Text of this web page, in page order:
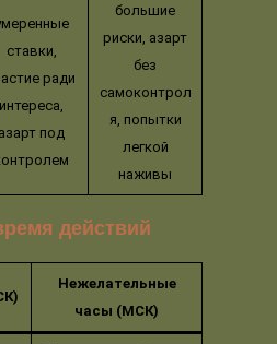
ставки,
ради
интереса,
азарт под
большие
риски, азарт
без
самоконтрол
я, попытки
легкой
наживы
действий
Нежелательные
часы (МСК)